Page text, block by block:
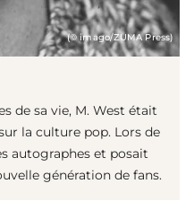
(© imago/ZUMA Press)
de sa vie, M. West était
la culture pop. Lors de
autographes et posait
génération de fans.